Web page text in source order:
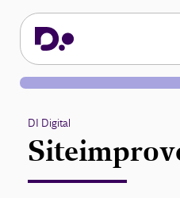
DI Digital